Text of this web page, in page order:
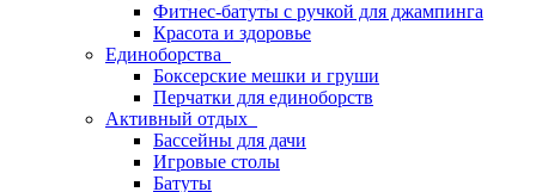
Фитнес-батуты с ручкой для джампинга
Красота и здоровье
Единоборства
Боксерские мешки и груши
Перчатки для единоборств
Активный отдых
Бассейны для дачи
Игровые столы
Батуты